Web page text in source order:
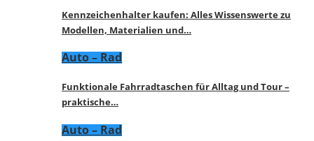
Kennzeichenhalter kaufen: Alles Wissenswerte zu
Modellen, Materialien und…
Auto – Rad
Funktionale Fahrradtaschen für Alltag und Tour –
praktische…
Auto – Rad